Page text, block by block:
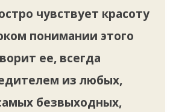
чувствует красоту
понимании этого
ее, всегда
из любых,
безвыходных,